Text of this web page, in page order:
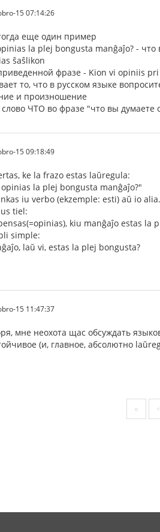
15 07:14:26
еще один пример
la plej bongusta manĝaĵo? - что
ŝaŝlikon
фразе - Kion vi opiniis pri
то, что в русском языке
и произношение
слово ЧТО во фразе "что вы
15 09:18:49
ke la frazo estas laŭregula:
la plej bongusta manĝaĵo?"
iu verbo (ekzemple: esti) aŭ io alia.
tiel:
kiu manĝaĵo estas la
simple:
laŭ vi, estas la plej bongusta?
15 11:47:37
мне неохота щас обсуждать
(и, главное, абсолютно
« <